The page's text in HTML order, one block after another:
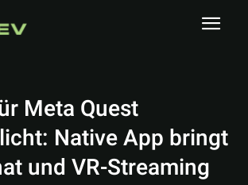
Meta Quest
Native App bringt
und VR-Streaming